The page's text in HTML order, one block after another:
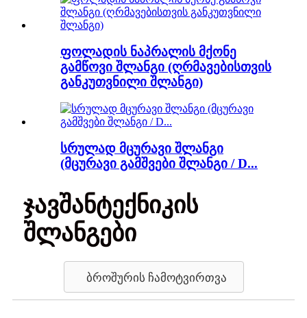
ფოლადის ნაპრალის მქონე
გამწოვი შლანგი (ღრმავებისთვის
განკუთვნილი შლანგი)
სრულად მცურავი შლანგი
(მცურავი გამშვები შლანგი / D...
ჯავშანტექნიკის
შლანგები
ბროშურის ჩამოტვირთვა